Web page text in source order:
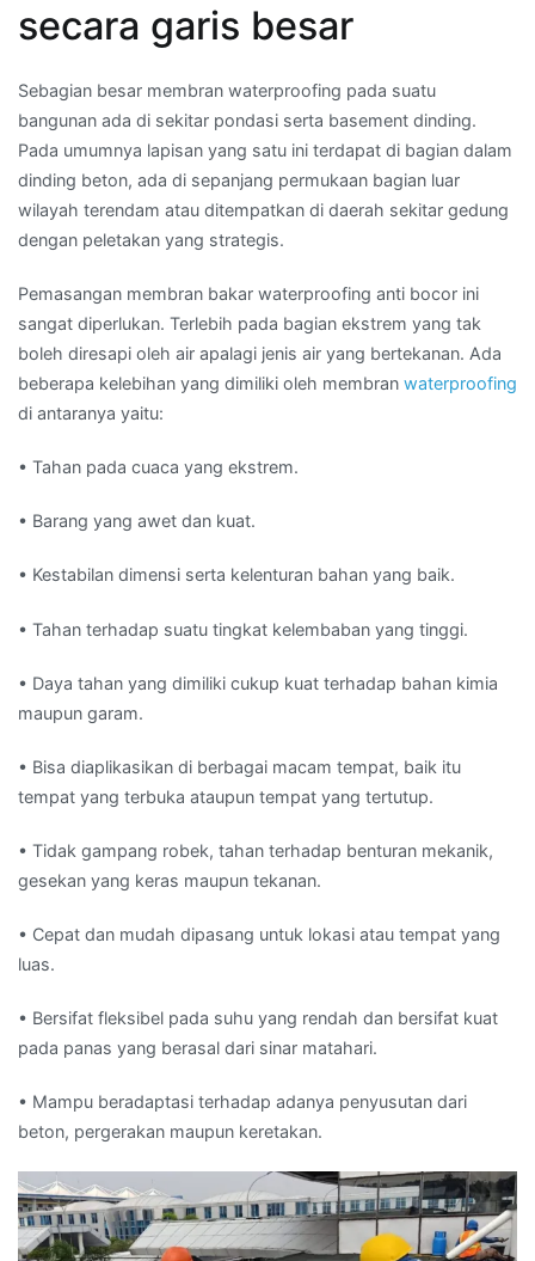
secara garis besar
Sebagian besar membran waterproofing pada suatu
bangunan ada di sekitar pondasi serta basement dinding.
Pada umumnya lapisan yang satu ini terdapat di bagian dalam
dinding beton, ada di sepanjang permukaan bagian luar
wilayah terendam atau ditempatkan di daerah sekitar gedung
dengan peletakan yang strategis.
Pemasangan membran bakar waterproofing anti bocor ini
sangat diperlukan. Terlebih pada bagian ekstrem yang tak
boleh diresapi oleh air apalagi jenis air yang bertekanan. Ada
beberapa kelebihan yang dimiliki oleh membran waterproofing
di antaranya yaitu:
• Tahan pada cuaca yang ekstrem.
• Barang yang awet dan kuat.
• Kestabilan dimensi serta kelenturan bahan yang baik.
• Tahan terhadap suatu tingkat kelembaban yang tinggi.
• Daya tahan yang dimiliki cukup kuat terhadap bahan kimia
maupun garam.
• Bisa diaplikasikan di berbagai macam tempat, baik itu
tempat yang terbuka ataupun tempat yang tertutup.
• Tidak gampang robek, tahan terhadap benturan mekanik,
gesekan yang keras maupun tekanan.
• Cepat dan mudah dipasang untuk lokasi atau tempat yang
luas.
• Bersifat fleksibel pada suhu yang rendah dan bersifat kuat
pada panas yang berasal dari sinar matahari.
• Mampu beradaptasi terhadap adanya penyusutan dari
beton, pergerakan maupun keretakan.